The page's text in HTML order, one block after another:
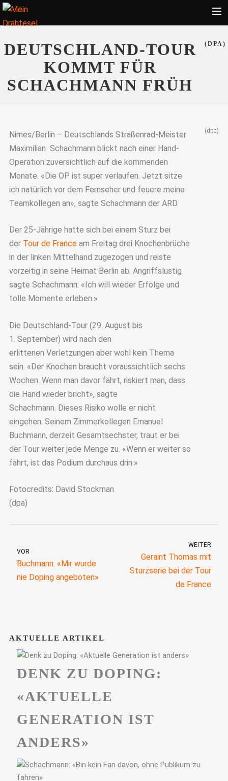
Ratgeber
Suche
DEUTSCHLAND-TOUR
KOMMT FÜR
SCHACHMANN FRÜH
(DPA)
Nimes/Berlin – Deutschlands Straßenrad-Meister
Maximilian Schachmann blickt nach einer Hand-
Operation zuversichtlich auf die kommenden
Monate. «Die OP ist super verlaufen. Jetzt sitze
ich natürlich vor dem Fernseher und feuere meine
Teamkollegen an», sagte Schachmann der ARD.
Der 25-Jährige hatte sich bei einem Sturz bei
der Tour de Franceam Freitag drei Knochenbrüche
in der linken Mittelhand zugezogen und reiste
vorzeitig in seine Heimat Berlin ab. Angriffslustig
sagte Schachmann: «Ich will wieder Erfolge und
tolle Momente erleben.»
Die Deutschland-Tour (29. August bis
1. September) wird nach den
erlittenen Verletzungen aber wohl kein Thema
sein. «Der Knochen braucht voraussichtlich sechs
Wochen. Wenn man davor fährt, riskiert man, dass
die Hand wieder bricht», sagte
Schachmann. Dieses Risiko wolle er nicht
eingehen. Seinem Zimmerkollegen Emanuel
Buchmann, derzeit Gesamtsechster, traut er bei
der Tour weiter jede Menge zu. «Wenn er weiter so
fährt, ist das Podium durchaus drin.»
Fotocredits: David Stockman
(dpa)
(dpa)
VOR
Buchmann: «Mir wurde
nie Doping angeboten»
WEITER
Geraint Thomas mit
Sturzserie bei der Tour
de France
AKTUELLE ARTIKEL
DENK ZU DOPING:
«AKTUELLE
GENERATION IST
ANDERS»